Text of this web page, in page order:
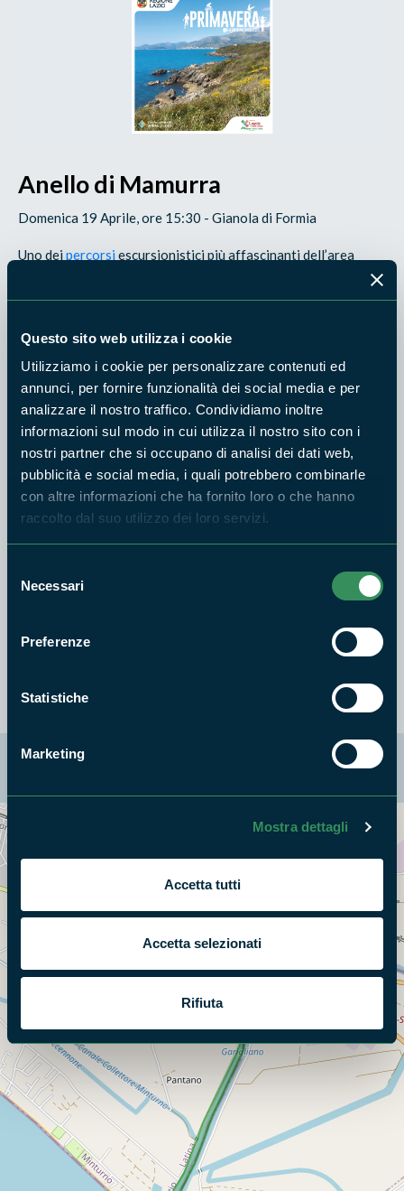
Questo sito web utilizza i cookie
Utilizziamo i cookie per personalizzare contenuti ed
annunci, per fornire funzionalità dei social media e per
analizzare il nostro traffico. Condividiamo inoltre
informazioni sul modo in cui utilizza il nostro sito con i
nostri partner che si occupano di analisi dei dati web,
pubblicità e social media, i quali potrebbero combinarle
con altre informazioni che ha fornito loro o che hanno
raccolto dal suo utilizzo dei loro servizi.
delNecessari
Preferenze
Statistiche
Marketing
Mostra dettagli
Accetta tutti
Accetta selezionati
Rifiuta
Anello di Mamurra
Domenica 19 Aprile, ore 15:30 - Gianola di Formia
Uno deipercorsiescursionistici più affascinanti dell’area
naturale di Gianola e Monte di Scauri. Un connubio perfetto
tra paesaggio, biodiversità e cultura. Attraverseremo
vegetazione mediterranea in fiore, e andremo a curiosare tra
testimonianze storiche che datano dall’epoca romana fino al
sedicesimo secolo.
Appuntamento: via Porticciolo Romano (casetta di legno)
Lunghezza: circa 5,2 km
Difficoltà: turistica
Dislivello: 86 m circa
Accessibilità: Adulti, ragazzi e bambini
Accessori: Scarpe comode o da ginnastica
Info:Giancarlo Pagliaroli, TEL. 339 2217202
La mappa di Parchilazio.it